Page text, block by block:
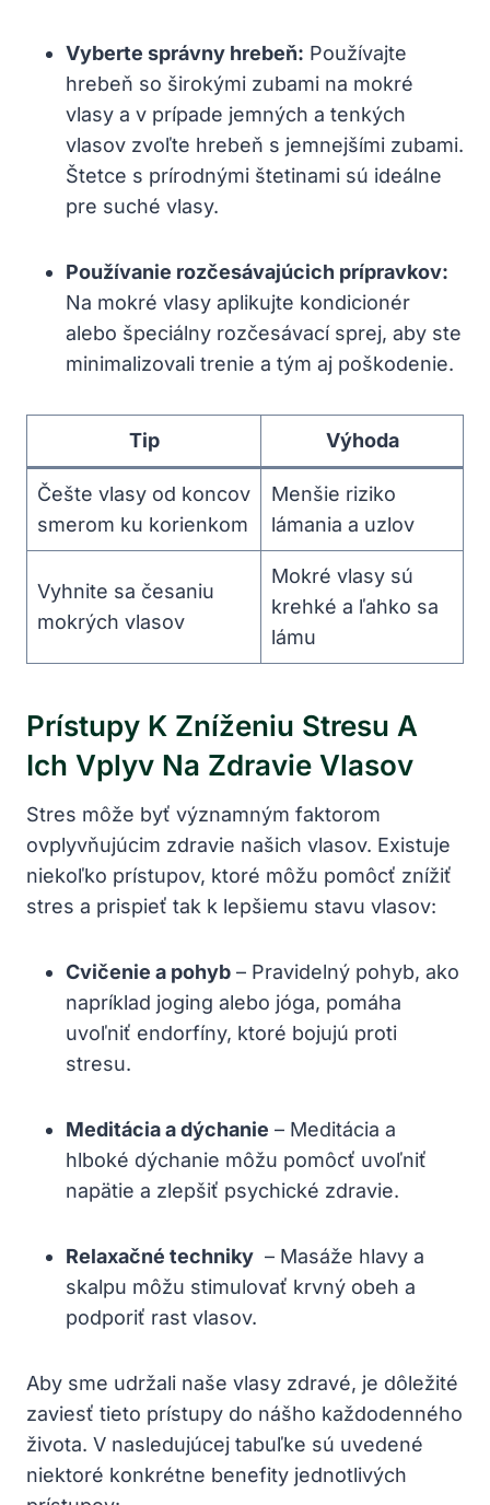
Vyberte správny hrebeň: Používajte
hrebeň so širokými zubami na mokré
vlasy⁢ a v⁢ prípade jemných a​ tenkých​
vlasov zvoľte hrebeň ‌s jemnejšími zubami.
Štetce ⁤s prírodnými⁤ štetinami sú ideálne
pre suché vlasy.
Používanie ​rozčesávajúcich prípravkov:
Na​ mokré vlasy aplikujte kondicionér‌
alebo špeciálny rozčesávací sprej, aby ste
minimalizovali trenie a tým aj​ poškodenie.
Tip Výhoda
Češte vlasy od koncov
⁢smerom⁣ ku ‍korienkom
Menšie ‍riziko
lámania​ a uzlov
Vyhnite ⁤sa⁢ česaniu‍
mokrých vlasov
Mokré vlasy sú
krehké a ‌ľahko sa‍
lámu
Prístupy K Zníženiu Stresu A
Ich Vplyv Na​ Zdravie ‍vlasov
Stres môže byť významným faktorom
ovplyvňujúcim zdravie našich ‌vlasov. Existuje⁤
niekoľko‍ prístupov, ⁤ktoré môžu pomôcť znížiť
⁣stres⁤ a prispieť ⁢tak k lepšiemu ⁤stavu vlasov:
Cvičenie a pohyb – Pravidelný pohyb, ako
napríklad joging⁣ alebo jóga,⁤ pomáha
uvoľniť‍ endorfíny, ktoré ‌bojujú proti‌
stresu.
Meditácia a ⁤dýchanie – Meditácia a
hlboké⁤ dýchanie môžu pomôcť uvoľniť
napätie a zlepšiť psychické zdravie.
Relaxačné techniky ‌ – Masáže hlavy a
skalpu môžu stimulovať⁤ krvný obeh a
podporiť‌ rast vlasov.
Aby sme ​udržali naše vlasy⁢ zdravé, je dôležité
zaviesť‌ tieto prístupy do nášho každodenného
života. V nasledujúcej tabuľke sú uvedené⁣
niektoré konkrétne benefity jednotlivých